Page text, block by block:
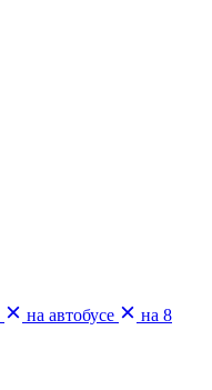
на автобусе
на 8